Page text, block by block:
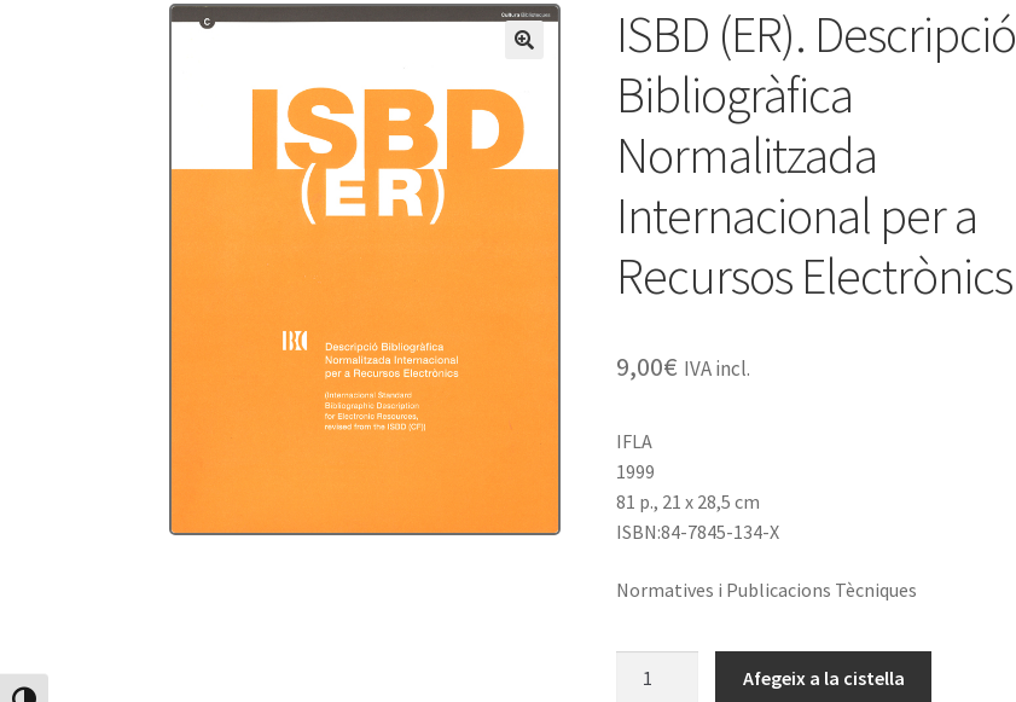
ISBD (ER). Descripció
Bibliogràfica
Normalitzada
Internacional per a
Recursos Electrònics
9,00€ IVA incl.
IFLA
1999
81 p., 21 x 28,5 cm
ISBN:84-7845-134-X
Normatives i Publicacions Tècniques
Afegeix a la cistella